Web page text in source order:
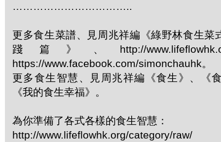
……………………………..
更多食生菜譜、見周兆祥編《綠野林食生菜
踐篇》、http://www.lifeflowhk.org/
https://www.facebook.com/simonchauhk。
更多食生智慧、見周兆祥編《食生》、《
《我的食生幸福》。
為你準備了各式各樣的食生智慧：
http://www.lifeflowhk.org/category/raw/